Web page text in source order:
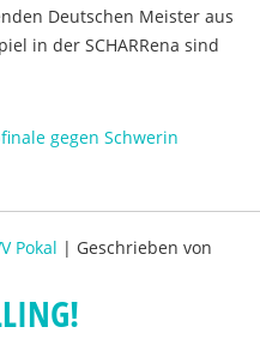
Deutschen Meister aus
in der SCHARRena sind
gegen Schwerin
Pokal | Geschrieben von